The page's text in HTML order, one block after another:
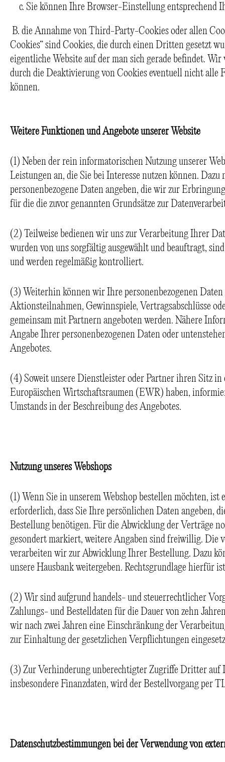
Sie können Ihre Browser-Einstellung entsprechend
B. die Annahme von Third-Party-Cookies oder allen
Cookies“ sind Cookies, die durch einen Dritten gesetzt
eigentliche Website auf der man sich gerade befindet. Wir
durch die Deaktivierung von Cookies eventuell nicht alle
können.
Weitere Funktionen und Angebote unserer Website
(1) Neben der rein informatorischen Nutzung unserer
Leistungen an, die Sie bei Interesse nutzen können.
personenbezogene Daten angeben, die wir zur
für die die zuvor genannten Grundsätze zur
(2) Teilweise bedienen wir uns zur Verarbeitung Ihrer
wurden von uns sorgfältig ausgewählt und beauftragt,
und werden regelmäßig kontrolliert.
(3) Weiterhin können wir Ihre personenbezogenen
Aktionsteilnahmen, Gewinnspiele, Vertragsabschlüsse
gemeinsam mit Partnern angeboten werden. Nähere
Angabe Ihrer personenbezogenen Daten oder
Angebotes.
(4) Soweit unsere Dienstleister oder Partner ihren Sitz in
Europäischen Wirtschaftsraumen (EWR) haben,
Umstands in der Beschreibung des Angebotes.
Nutzung unseres Webshops
(1) Wenn Sie in unserem Webshop bestellen möchten, ist
erforderlich, dass Sie Ihre persönlichen Daten angeben,
Bestellung benötigen. Für die Abwicklung der Verträge
gesondert markiert, weitere Angaben sind freiwillig. Die
verarbeiten wir zur Abwicklung Ihrer Bestellung. Dazu
unsere Hausbank weitergeben. Rechtsgrundlage hierfür
(2) Wir sind aufgrund handels- und steuerrechtlicher
Zahlungs- und Bestelldaten für die Dauer von zehn
wir nach zwei Jahren eine Einschränkung der
zur Einhaltung der gesetzlichen Verpflichtungen
(3) Zur Verhinderung unberechtigter Zugriffe Dritter auf
insbesondere Finanzdaten, wird der Bestellvorgang per
Datenschutzbestimmungen bei der Verwendung von